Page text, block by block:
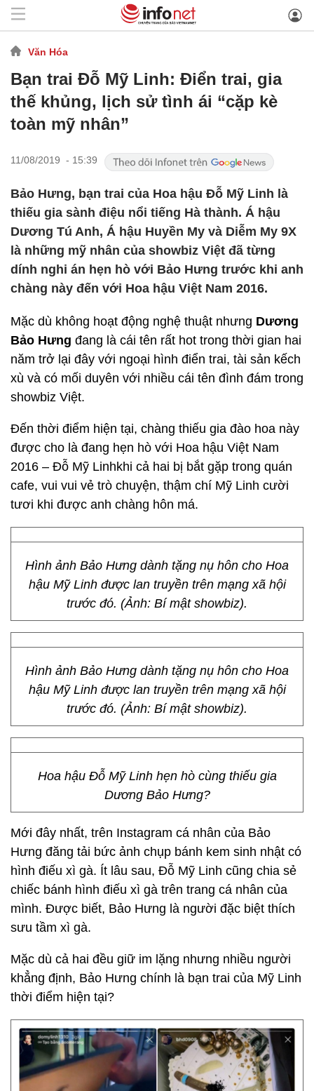
Văn Hóa
Bạn trai Đỗ Mỹ Linh: Điển trai, gia
thế khủng, lịch sử tình ái “cặp kè
toàn mỹ nhân”
11/08/2019 - 15:39
Bảo Hưng, bạn trai của Hoa hậu Đỗ Mỹ Linh là
thiếu gia sành điệu nổi tiếng Hà thành. Á hậu
Dương Tú Anh, Á hậu Huyền My và Diễm My 9X
là những mỹ nhân của showbiz Việt đã từng
dính nghi án hẹn hò với Bảo Hưng trước khi anh
chàng này đến với Hoa hậu Việt Nam 2016.
Mặc dù không hoạt động nghệ thuật nhưng Dương
Bảo Hưng đang là cái tên rất hot trong thời gian hai
năm trở lại đây với ngoại hình điển trai, tài sản kếch
xù và có mối duyên với nhiều cái tên đình đám trong
showbiz Việt.
Đến thời điểm hiện tại, chàng thiếu gia đào hoa này
được cho là đang hẹn hò với Hoa hậu Việt Nam
2016 – Đỗ Mỹ Linhkhi cả hai bị bắt gặp trong quán
cafe, vui vui vẻ trò chuyện, thậm chí Mỹ Linh cười
tươi khi được anh chàng hôn má.
Hình ảnh Bảo Hưng dành tặng nụ hôn cho Hoa
hậu Mỹ Linh được lan truyền trên mạng xã hội
trước đó. (Ảnh: Bí mật showbiz).
Hình ảnh Bảo Hưng dành tặng nụ hôn cho Hoa
hậu Mỹ Linh được lan truyền trên mạng xã hội
trước đó. (Ảnh: Bí mật showbiz).
Hoa hậu Đỗ Mỹ Linh hẹn hò cùng thiếu gia
Dương Bảo Hưng?
Mới đây nhất, trên Instagram cá nhân của Bảo
Hưng đăng tải bức ảnh chụp bánh kem sinh nhật có
hình điếu xì gà. Ít lâu sau, Đỗ Mỹ Linh cũng chia sẻ
chiếc bánh hình điếu xì gà trên trang cá nhân của
mình. Được biết, Bảo Hưng là người đặc biệt thích
sưu tầm xì gà.
Mặc dù cả hai đều giữ im lặng nhưng nhiều người
khẳng định, Bảo Hưng chính là bạn trai của Mỹ Linh
thời điểm hiện tại?